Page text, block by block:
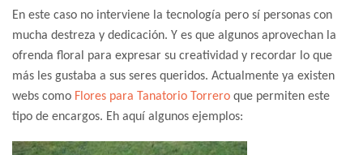
En este caso no interviene la tecnología pero sí personas con
mucha destreza y dedicación. Y es que algunos aprovechan la
ofrenda floral para expresar su creatividad y recordar lo que
más les gustaba a sus seres queridos. Actualmente ya existen
webs como Flores para Tanatorio Torrero que permiten este
tipo de encargos. Eh aquí algunos ejemplos: